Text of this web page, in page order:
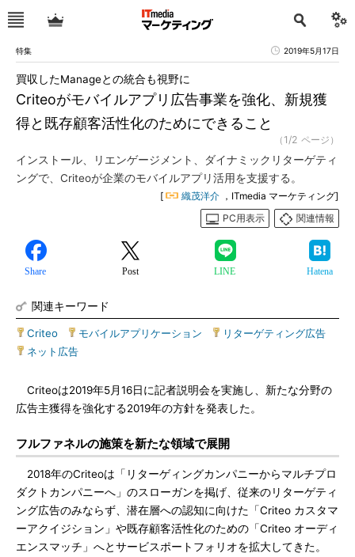
特集 2019年5月17日
Criteoがモバイルアプリ広告事業を強化、新規獲
得と既存顧客活性化のためにできること
買収したManageとの統合も視野に
（1/2 ページ）
インストール、リエンゲージメント、ダイナミックリターゲティ
ングで、Criteoが企業のモバイルアプリ活用を支援する。
[ 織茂洋介 ，ITmedia マーケティング]
PC用表示
関連情報
Share Post LINE Hatena
関連キーワード
Criteo モバイルアプリケーション リターゲティング広告
ネット広告
Criteoは2019年5月16日に記者説明会を実施し、新たな分野の
広告主獲得を強化する2019年の方針を発表した。
フルファネルの施策を新たな領域で展開
2018年のCriteoは「リターゲィングカンパニーからマルチプロ
ダクトカンパニーへ」のスローガンを掲げ、従来のリターゲティ
ング広告のみならず、潜在層への認知に向けた「Criteo カスタマ
ーアクイジション」や既存顧客活性化のための「Criteo オーディ
エンスマッチ」へとサービスポートフォリオを拡大してきた。